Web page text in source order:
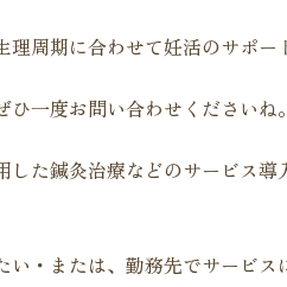
周期に合わせて妊活のサポー
一度お問い合わせくださいね。
た鍼灸治療などのサービス
・または、勤務先でサービ